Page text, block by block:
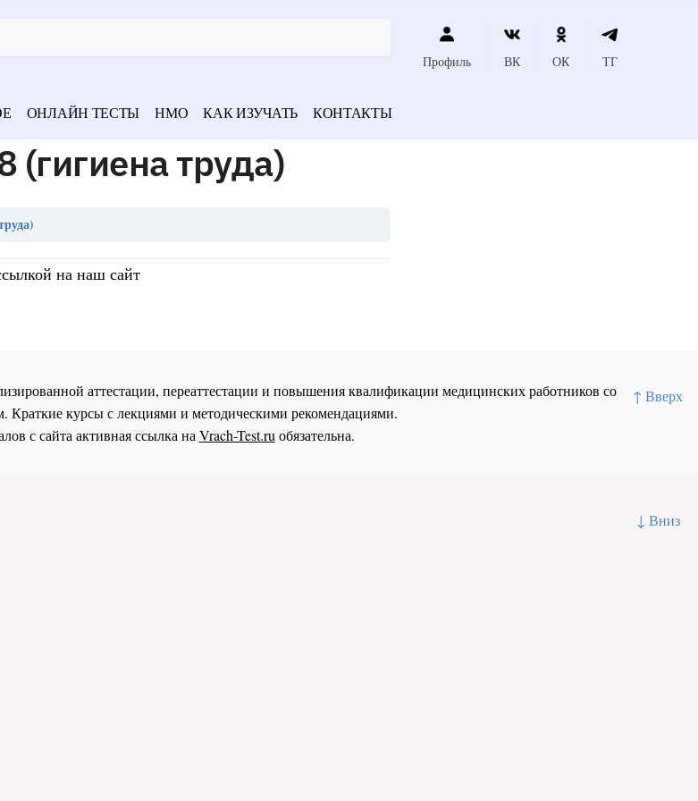
↑ Вверх
↓ Вниз
Профиль ВК ОК ТГ
ОНЛАЙН ТЕСТЫ НМО КАК ИЗУЧАТЬ КОНТАКТЫ
труда)
на наш сайт
аттестации, переаттестации и повышения квалификации медицинских работников со
Краткие курсы с лекциями и методическими рекомендациями.
с сайта активная ссылка на Vrach-Test.ru обязательна.